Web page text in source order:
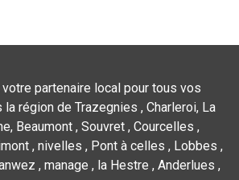
partenaire local pour tous vos
région de Trazegnies , Charleroi, La
Beaumont , Souvret , Courcelles ,
, nivelles , Pont à celles , Lobbes ,
, manage , la Hestre , Anderlues ,